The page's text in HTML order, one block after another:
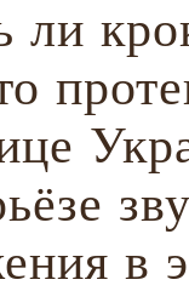
ли
в